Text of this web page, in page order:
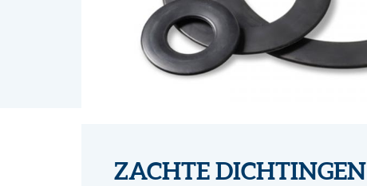
ZACHTE DICHTINGEN